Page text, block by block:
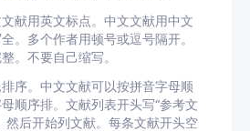
献用英文标点。中文文献用中文
。多个作者用顿号或逗号隔开。
。不要自己缩写。
序。中文文献可以按拼音字母顺
顺序排。文献列表开头写“参考文
然后开始列文献。每条文献开头空